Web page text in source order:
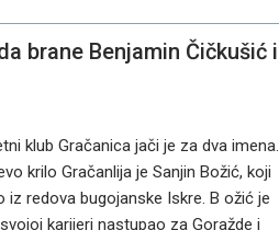
brane Benjamin Čičkušić i
klub Gračanica jači je za dva imena.
krilo Gračanlija je Sanjin Božić, koji
iz redova bugojanske Iskre. B ožić je
karijeri nastupao za Goražde i